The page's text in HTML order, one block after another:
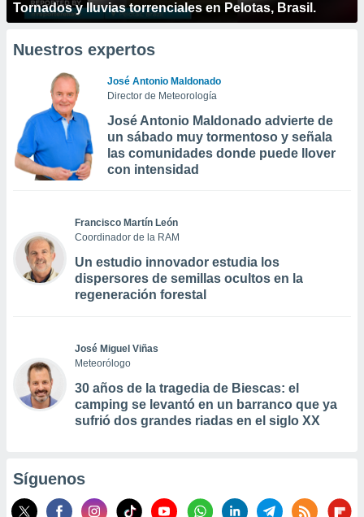
Tornados y lluvias torrenciales en Pelotas, Brasil.
Nuestros expertos
José Antonio Maldonado
Director de Meteorología
José Antonio Maldonado advierte de
un sábado muy tormentoso y señala
las comunidades donde puede llover
con intensidad
Francisco Martín León
Coordinador de la RAM
Un estudio innovador estudia los
dispersores de semillas ocultos en la
regeneración forestal
José Miguel Viñas
Meteorólogo
30 años de la tragedia de Biescas: el
camping se levantó en un barranco que ya
sufrió dos grandes riadas en el siglo XX
Síguenos